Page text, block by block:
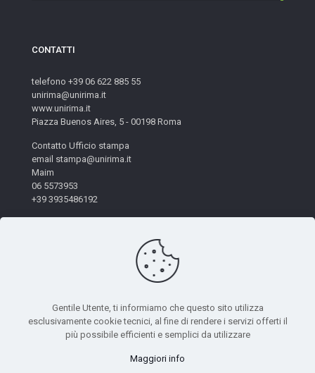
CONTATTI
telefono +39 06 622 885 55
unirima@unirima.it
www.unirima.it
Piazza Buenos Aires, 5 - 00198 Roma
Contatto Ufficio stampa
email stampa@unirima.it
Maim
06 5573953
+39 3935486192
© 2026 Unirima. All Rights Reserved. - Codice Fiscale:
Privacy Policy
Gentile Utente, ti informiamo che questo sito utilizza
esclusivamente cookie tecnici, al fine di rendere i servizi offerti il
più possibile efficienti e semplici da utilizzare
Maggiori info